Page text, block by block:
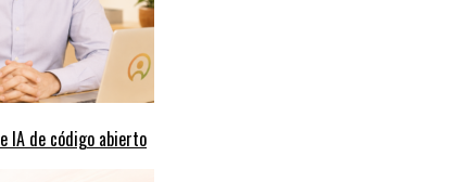
IA de código abierto